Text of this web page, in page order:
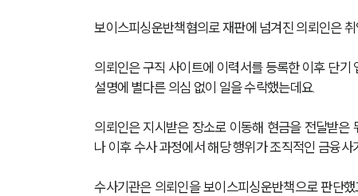
보이스피싱운반책혐의로 재판에 넘겨진 의뢰인은
의뢰인은 구직 사이트에 이력서를 등록한 이후 단
설명에 별다른 의심 없이 일을 수락했는데요.
의뢰인은 지시받은 장소로 이동해 현금을 전달받
나 이후 수사 과정에서 해당 행위가 조직적인 금융
수사기관은 의뢰인을 보이스피싱운반책으로 판단